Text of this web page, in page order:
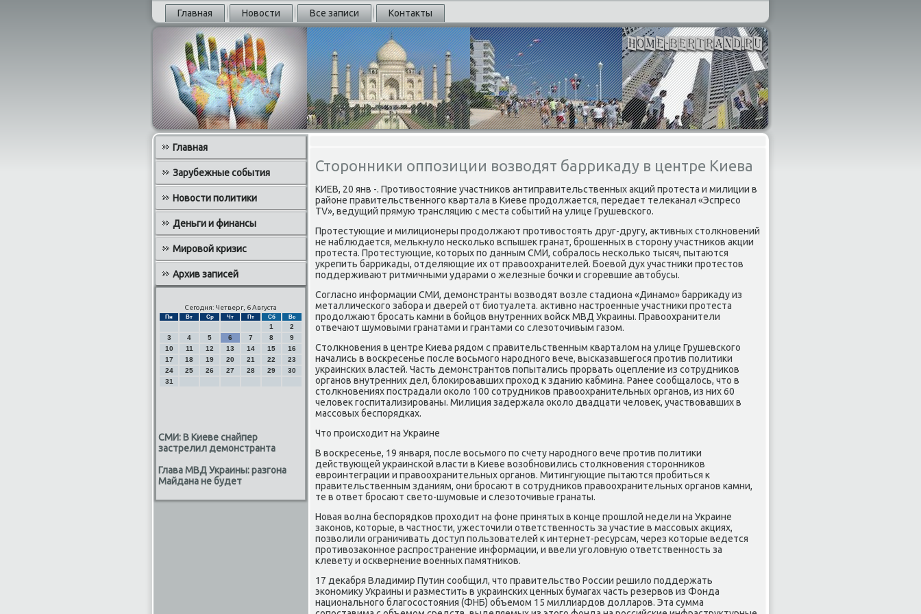
Главная Новости Все записи Контакты
Главная
Зарубежные события
Новости политики
Деньги и финансы
Мировой кризис
Архив записей
Сегодня: Четверг, 6 Августа
Пн Вт Ср Чт Пт Сб Вс
1
2
3
4 5 6 7 8
9
10
11 12 13 14 15
16
17
18 19 20 21 22
23
24
25 26 27 28 29
30
31
СМИ: В Киеве снайпер
застрелил демонстранта
Глава МВД Украины: разгона
Майдана не будет
Сторонники оппозиции возводят баррикаду в центре Киева
КИЕВ, 20 янв -. Противостояние участников антиправительственных акций протеста и милиции в
районе правительственного квартала в Киеве продолжается, передает телеканал «Эспресо
TV», ведущий прямую трансляцию с места событий на улице Грушевского.
Протестующие и милиционеры продолжают противостоять друг-другу, активных столкновений
не наблюдается, мелькнуло несколько вспышек гранат, брошенных в сторону участников акции
протеста. Протестующие, которых по данным СМИ, собралось несколько тысяч, пытаются
укрепить баррикады, отделяющие их от правоохранителей. Боевой дух участники протестов
поддерживают ритмичными ударами о железные бочки и сгоревшие автобусы.
Согласно информации СМИ, демонстранты возводят возле стадиона «Динамо» баррикаду из
металлического забора и дверей от биотуалета. активно настроенные участники протеста
продолжают бросать камни в бойцов внутренних войск МВД Украины. Правоохранители
отвечают шумовыми гранатами и грантами со слезоточивым газом.
Столкновения в центре Киева рядом с правительственным кварталом на улице Грушевского
начались в воскресенье после восьмого народного вече, высказавшегося против политики
украинских властей. Часть демонстрантов попытались прорвать оцепление из сотрудников
органов внутренних дел, блокировавших проход к зданию кабмина. Ранее сообщалось, что в
столкновениях пострадали около 100 сотрудников правоохранительных органов, из них 60
человек госпитализированы. Милиция задержала около двадцати человек, участвовавших в
массовых беспорядках.
Что происходит на Украине
В воскресенье, 19 января, после восьмого по счету народного вече против политики
действующей украинской власти в Киеве возобновились столкновения сторонников
евроинтеграции и правоохранительных органов. Митингующие пытаются пробиться к
правительственным зданиям, они бросают в сотрудников правоохранительных органов камни,
те в ответ бросают свето-шумовые и слезоточивые гранаты.
Новая волна беспорядков проходит на фоне принятых в конце прошлой недели на Украине
законов, которые, в частности, ужесточили ответственность за участие в массовых акциях,
позволили ограничивать доступ пользователей к интернет-ресурсам, через которые ведется
противозаконное распространение информации, и ввели уголовную ответственность за
клевету и осквернение военных памятников.
17 декабря Владимир Путин сообщил, что правительство России решило поддержать
экономику Украины и разместить в украинских ценных бумагах часть резервов из Фонда
национального благосостояния (ФНБ) объемом 15 миллиардов долларов. Эта сумма